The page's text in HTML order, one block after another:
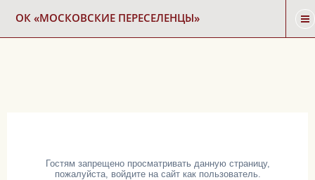
ОК «МОСКОВСКИЕ ПЕРЕСЕЛЕНЦЫ»
Гостям запрещено просматривать данную страницу,
пожалуйста, войдите на сайт как пользователь.